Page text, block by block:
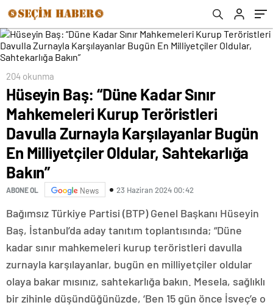
Karşılayanlar Bugün En Milliyetçiler Oldular,
Sahtekarlığa Bakın”
204 okunma
Hüseyin Baş: “Düne Kadar Sınır
Mahkemeleri Kurup Teröristleri
Davulla Zurnayla Karşılayanlar Bugün
En Milliyetçiler Oldular, Sahtekarlığa
Bakın”
ABONE OL News 23 Haziran 2024 00:42
Bağımsız Türkiye Partisi (BTP) Genel Başkanı Hüseyin
Baş, İstanbul’da aday tanıtım toplantısında; “Düne
kadar sınır mahkemeleri kurup teröristleri davulla
zurnayla karşılayanlar, bugün en milliyetçiler oldular
olaya bakar mısınız, sahtekarlığa bakın. Mesela, sağlıklı
bir zihinle düşündüğünüzde, ‘Ben 15 gün önce İsveç’e o